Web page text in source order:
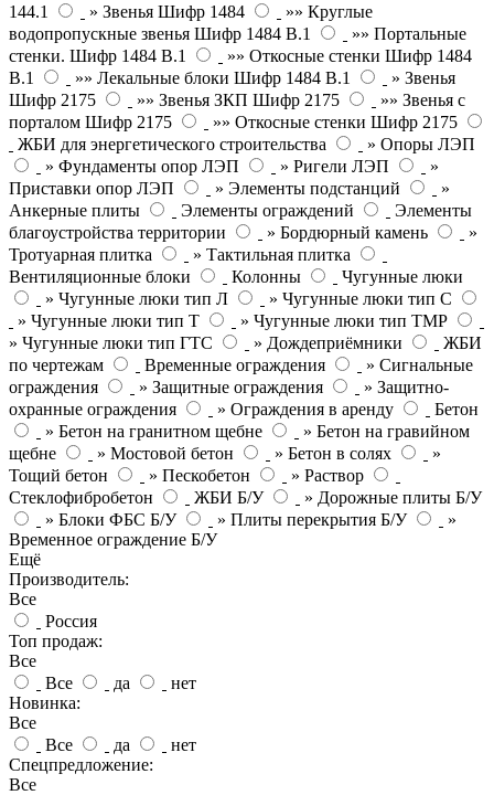
144.1
» Звенья Шифр 1484
»» Круглые
водопропускные звенья Шифр 1484 В.1
»» Портальные
стенки. Шифр 1484 В.1
»» Откосные стенки Шифр 1484
В.1
»» Лекальные блоки Шифр 1484 В.1
» Звенья
Шифр 2175
»» Звенья ЗКП Шифр 2175
»» Звенья с
порталом Шифр 2175
»» Откосные стенки Шифр 2175
ЖБИ для энергетического строительства
» Опоры ЛЭП
» Фундаменты опор ЛЭП
» Ригели ЛЭП
»
Приставки опор ЛЭП
» Элементы подстанций
»
Анкерные плиты
Элементы ограждений
Элементы
благоустройства территории
» Бордюрный камень
»
Тротуарная плитка
» Тактильная плитка
Вентиляционные блоки
Колонны
Чугунные люки
» Чугунные люки тип Л
» Чугунные люки тип С
» Чугунные люки тип Т
» Чугунные люки тип ТМР
» Чугунные люки тип ГТС
» Дождеприёмники
ЖБИ
по чертежам
Временные ограждения
» Сигнальные
ограждения
» Защитные ограждения
» Защитно-
охранные ограждения
» Ограждения в аренду
Бетон
» Бетон на гранитном щебне
» Бетон на гравийном
щебне
» Мостовой бетон » Бетон в солях
»
Тощий бетон
» Пескобетон
» Раствор
Стеклофибробетон
ЖБИ Б/У
» Дорожные плиты Б/У
» Блоки ФБС Б/У
» Плиты перекрытия Б/У
»
Временное ограждение Б/У
Ещё
Производитель:
Все
Россия
Топ продаж:
Все
Все
да
нет
Новинка:
Все
Все
да
нет
Спецпредложение:
Все